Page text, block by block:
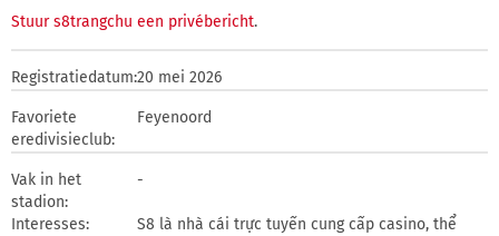
Stuur s8trangchu een privébericht.
Registratiedatum:20 mei 2026
Favoriete
eredivisieclub:
Feyenoord
Vak in het
stadion:
-
Interesses:
S8 là nhà cái trực tuyến cung cấp casino, thể